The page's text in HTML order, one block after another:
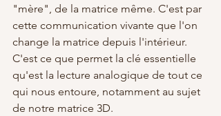
"mère", de la matrice même. C'est par
cette communication vivante que l'on
change la matrice depuis l'intérieur.
C'est ce que permet la clé essentielle
qu'est la lecture analogique de tout ce
qui nous entoure, notamment au sujet
de notre matrice 3D.